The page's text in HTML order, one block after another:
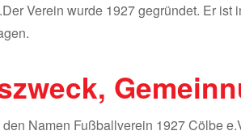
Verein wurde 1927 gegründet. Er ist
den Namen Fußballverein 1927 Cölbe